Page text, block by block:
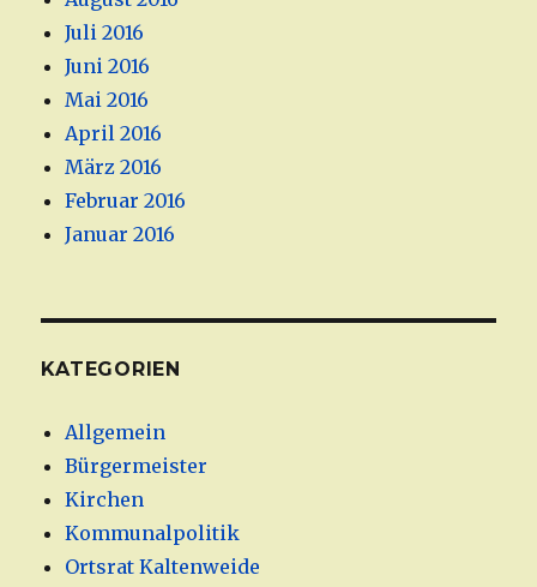
Juli 2016
Juni 2016
Mai 2016
April 2016
März 2016
Februar 2016
Januar 2016
KATEGORIEN
Allgemein
Bürgermeister
Kirchen
Kommunalpolitik
Ortsrat Kaltenweide